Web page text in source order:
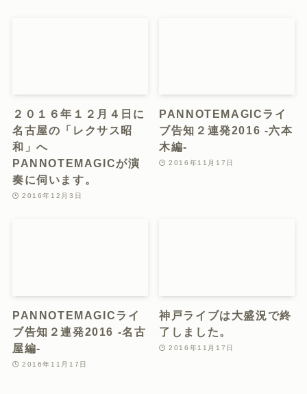
２０１６年１２月４日に
名古屋の「レクサス昭
和」へ
PANNOTEMAGICが演
奏に伺います。
2016年12月3日
PANNOTEMAGICライ
ブ告知２連発2016 -六本
木編-
2016年11月17日
PANNOTEMAGICライ
ブ告知２連発2016 -名古
屋編-
2016年11月17日
神戸ライブは大盛況で終
了しました。
2016年11月17日